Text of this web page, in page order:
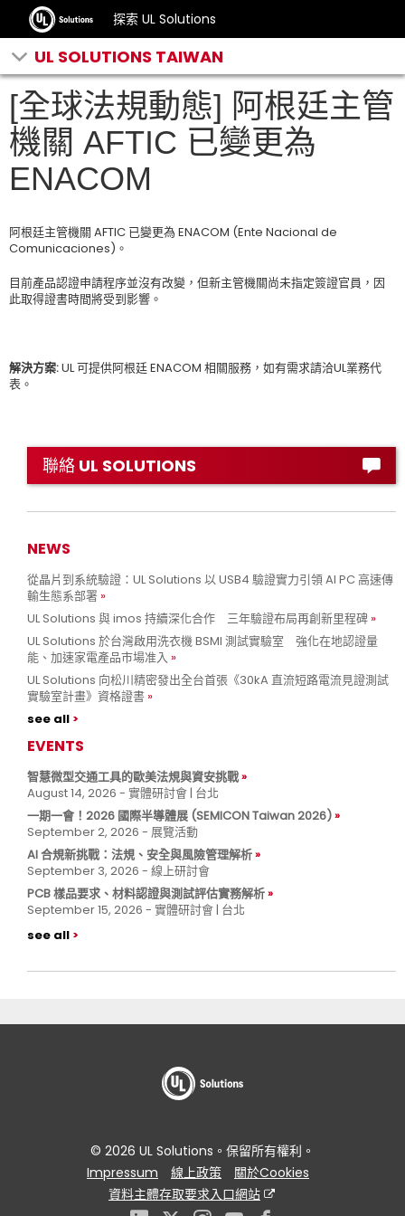
探索 UL Solutions
UL SOLUTIONS TAIWAN
[全球法規動態] 阿根廷主管
機關 AFTIC 已變更為
ENACOM
阿根廷主管機關 AFTIC 已變更為 ENACOM (Ente Nacional de
Comunicaciones)。
目前產品認證申請程序並沒有改變，但新主管機關尚未指定簽證官員，因
此取得證書時間將受到影響。
解決方案:UL 可提供阿根廷 ENACOM 相關服務，如有需求請洽UL業務代
表。
聯絡 UL SOLUTIONS
NEWS
從晶片到系統驗證：UL Solutions 以 USB4 驗證實力引領 AI PC 高速傳
輸生態系部署
UL Solutions 與 imos 持續深化合作 三年驗證布局再創新里程碑
UL Solutions 於台灣啟用洗衣機 BSMI 測試實驗室 強化在地認證量
能、加速家電產品市場准入
UL Solutions 向松川精密發出全台首張《30kA 直流短路電流見證測試
實驗室計畫》資格證書
see all
EVENTS
智慧微型交通工具的歐美法規與資安挑戰
August 14, 2026 - 實體研討會 | 台北
一期一會！2026 國際半導體展 (SEMICON Taiwan 2026)
September 2, 2026 - 展覽活動
AI 合規新挑戰：法規、安全與風險管理解析
September 3, 2026 - 線上研討會
PCB 樣品要求、材料認證與測試評估實務解析
September 15, 2026 - 實體研討會 | 台北
see all
© 2026 UL Solutions。保留所有權利。
Impressum
線上政策
關於Cookies
資料主體存取要求入口網站